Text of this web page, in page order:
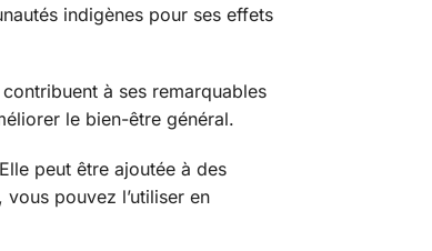
indigènes pour ses effets
à ses remarquables
le bien-être général.
peut être ajoutée à des
pouvez l’utiliser en